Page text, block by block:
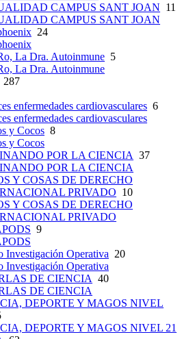
CAMPUS SANT JOAN 11
CAMPUS SANT JOAN
24
La Dra. Autoinmune 5
La Dra. Autoinmune
287
enfermedades cardiovasculares 6
enfermedades cardiovasculares
y Cocos 8
y Cocos
POR LA CIENCIA 37
POR LA CIENCIA
Y COSAS DE DERECHO
PRIVADO 10
Y COSAS DE DERECHO
PRIVADO
9
Investigación Operativa 20
Investigación Operativa
DE CIENCIA 40
DE CIENCIA
DEPORTE Y MAGOS NIVEL
DEPORTE Y MAGOS NIVEL 21